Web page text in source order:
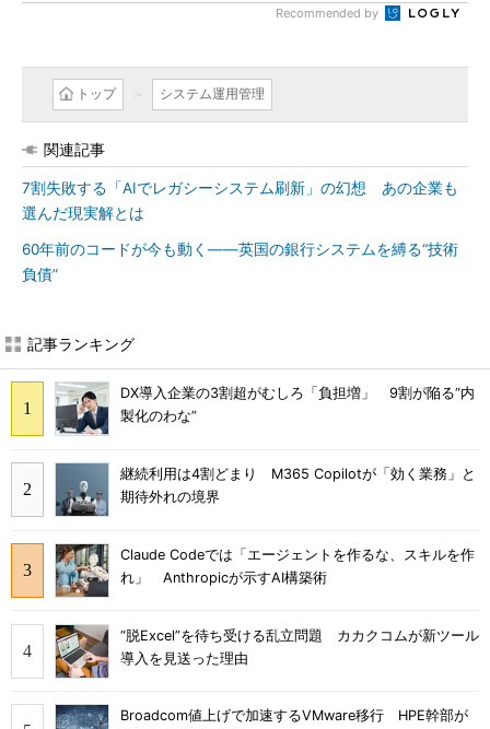
Recommended by
トップ システム運用管理
関連記事
7割失敗する「AIでレガシーシステム刷新」の幻想 あの企業も
選んだ現実解とは
60年前のコードが今も動く――英国の銀行システムを縛る“技術
負債”
記事ランキング
DX導入企業の3割超がむしろ「負担増」 9割が陥る“内
製化のわな”
継続利用は4割どまり M365 Copilotが「効く業務」と
期待外れの境界
Claude Codeでは「エージェントを作るな、スキルを作
れ」 Anthropicが示すAI構築術
“脱Excel”を待ち受ける乱立問題 カカクコムが新ツール
導入を見送った理由
Broadcom値上げで加速するVMware移行 HPE幹部が